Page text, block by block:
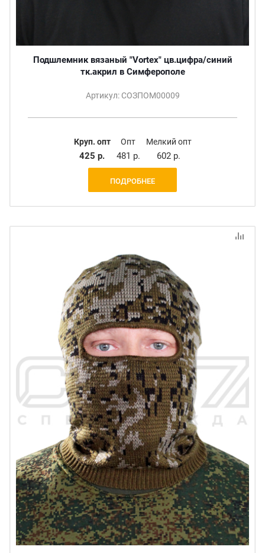
Подшлемник вязаный "Vortex" цв.цифра/синий
тк.акрил в Симферополе
Артикул: СОЗПОМ00009
Круп. опт
425 р.
Опт
481 р.
Мелкий опт
602 р.
ПОДРОБНЕЕ